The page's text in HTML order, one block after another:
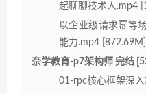
起聊聊技术人.mp4
以企业级请求幂等
能力.mp4 [872.69M]
奈学教育-p7架构师 完结
01-rpc核心框架深入